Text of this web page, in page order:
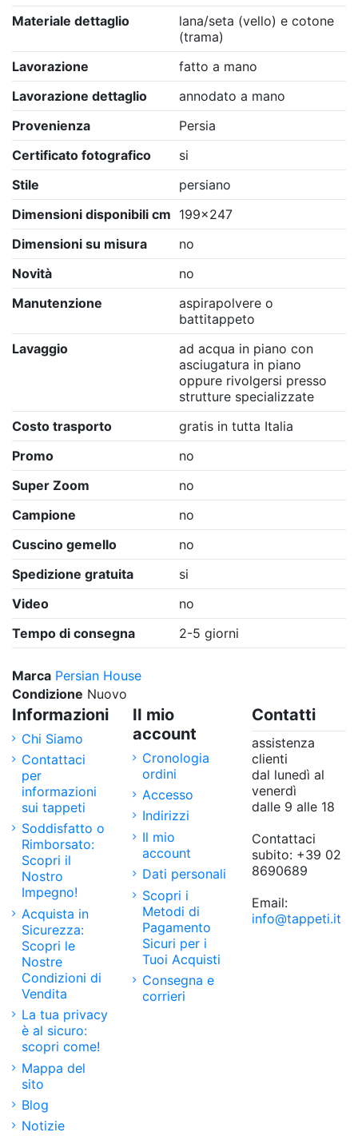
Materiale dettaglio
lana/seta (vello) e cotone
(trama)
Lavorazione
fatto a mano
Lavorazione dettaglio
annodato a mano
Provenienza
Persia
Certificato fotografico
si
Stile
persiano
Dimensioni disponibili cm 199x247
Dimensioni su misura
no
Novità
no
Manutenzione
aspirapolvere o
battitappeto
Lavaggio
ad acqua in piano con
asciugatura in piano
oppure rivolgersi presso
strutture specializzate
Costo trasporto
gratis in tutta Italia
Promo
no
Super Zoom
no
Campione
no
Cuscino gemello
no
Spedizione gratuita
si
Video
no
Tempo di consegna
2-5 giorni
Marca Persian House
Condizione Nuovo
Informazioni
Chi Siamo
Contattaci
per
informazioni
sui tappeti
Soddisfatto o
Rimborsato:
Scopri il
Nostro
Impegno!
Acquista in
Sicurezza:
Scopri le
Nostre
Condizioni di
Vendita
La tua privacy
è al sicuro:
scopri come!
Mappa del
sito
Blog
Notizie
II mio
account
Cronologia
ordini
Accesso
Indirizzi
Il mio
account
Dati personali
Scopri i
Metodi di
Pagamento
Sicuri per i
Tuoi Acquisti
Consegna e
corrieri
Contatti
assistenza
clienti
dal lunedì al
venerdì
dalle 9 alle 18
Contattaci
subito: +39 02
8690689
Email:
info@tappeti.it